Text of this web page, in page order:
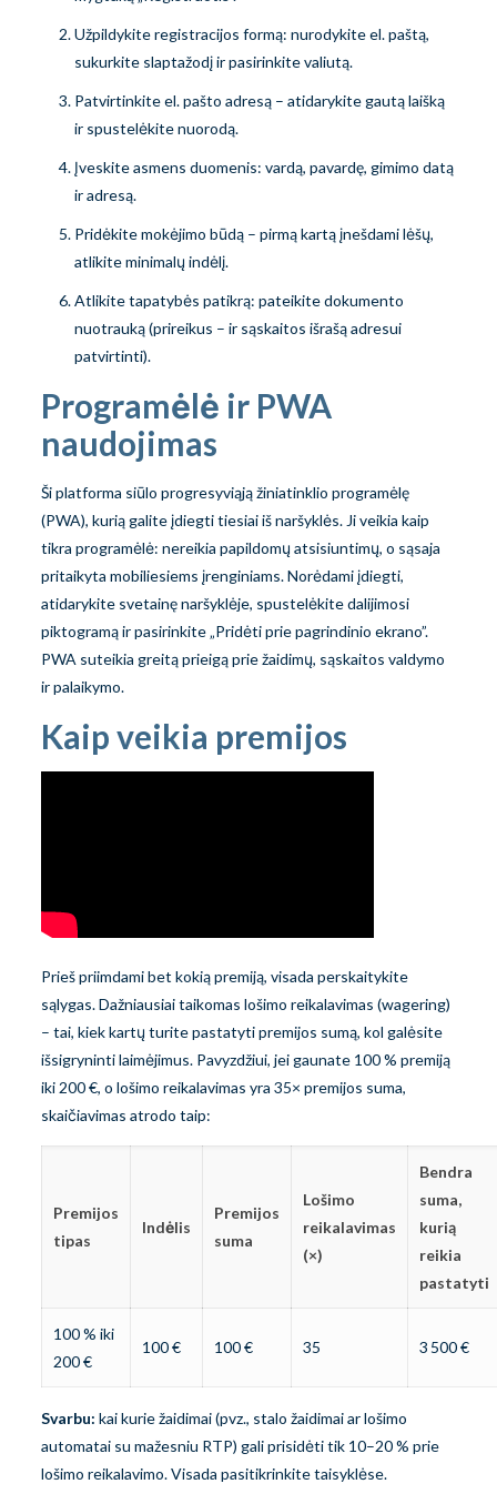
Užpildykite registracijos formą: nurodykite el. paštą,
sukurkite slaptažodį ir pasirinkite valiutą.
Patvirtinkite el. pašto adresą – atidarykite gautą laišką
ir spustelėkite nuorodą.
Įveskite asmens duomenis: vardą, pavardę, gimimo datą
ir adresą.
Pridėkite mokėjimo būdą – pirmą kartą įnešdami lėšų,
atlikite minimalų indėlį.
Atlikite tapatybės patikrą: pateikite dokumento
nuotrauką (prireikus – ir sąskaitos išrašą adresui
patvirtinti).
Programėlė ir PWA
naudojimas
Ši platforma siūlo progresyviąją žiniatinklio programėlę
(PWA), kurią galite įdiegti tiesiai iš naršyklės. Ji veikia kaip
tikra programėlė: nereikia papildomų atsisiuntimų, o sąsaja
pritaikyta mobiliesiems įrenginiams. Norėdami įdiegti,
atidarykite svetainę naršyklėje, spustelėkite dalijimosi
piktogramą ir pasirinkite „Pridėti prie pagrindinio ekrano”.
PWA suteikia greitą prieigą prie žaidimų, sąskaitos valdymo
ir palaikymo.
Kaip veikia premijos
Prieš priimdami bet kokią premiją, visada perskaitykite
sąlygas. Dažniausiai taikomas lošimo reikalavimas (wagering)
– tai, kiek kartų turite pastatyti premijos sumą, kol galėsite
išsigryninti laimėjimus. Pavyzdžiui, jei gaunate 100 % premiją
iki 200 €, o lošimo reikalavimas yra 35× premijos suma,
skaičiavimas atrodo taip:
Premijos
tipas
Indėlis
Premijos
suma
Lošimo
reikalavimas
(×)
Bendra
suma,
kurią
reikia
pastatyti
100 % iki
200 €
100 € 100 € 35 3 500 €
Svarbu: kai kurie žaidimai (pvz., stalo žaidimai ar lošimo
automatai su mažesniu RTP) gali prisidėti tik 10–20 % prie
lošimo reikalavimo. Visada pasitikrinkite taisyklėse.